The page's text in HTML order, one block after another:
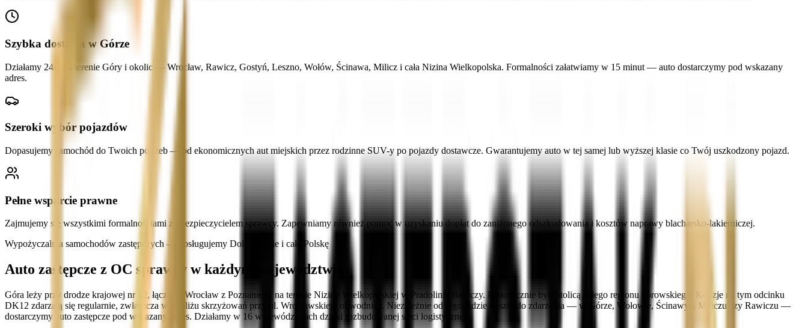
Szybka dostawa w Górze
Działamy 24/7 na terenie Góry i okolic — Wrocław, Rawicz, Gostyń, Leszno, Wołów, Ścinawa, Milicz i cała Nizina Wielkopolska. Formalności załatwiamy w 15 minut — auto dostarczymy pod wskazany
adres.
Szeroki wybór pojazdów
Dopasujemy samochód do Twoich potrzeb — od ekonomicznych aut miejskich przez rodzinne SUV-y po pojazdy dostawcze. Gwarantujemy auto w tej samej lub wyższej klasie co Twój uszkodzony pojazd.
Pełne wsparcie prawne
Zajmujemy się wszystkimi formalnościami z ubezpieczycielem sprawcy. Zapewniamy również pomoc w uzyskaniu dopłat do zaniżonego odszkodowania i kosztów naprawy blacharsko-lakierniczej.
Wypożyczalnia samochodów zastępczych — obsługujemy Dolnośląskie i całą Polskę
Auto zastępcze z OC sprawcy w każdym województwie
Góra leży przy drodze krajowej nr 12, łączącej Wrocław z Poznaniem, na terenie Niziny Wielkopolskiej w Pradolinie Baryczy. Historycznie była stolicą całego regionu górowskiego. Kolizje na tym odcinku
DK12 zdarzają się regularnie, zwłaszcza w pobliżu skrzyżowań przy ul. Wrocławskiej i obwodnicy. Niezależnie od tego, gdzie doszło do zdarzenia — w Górze, Wołowie, Ścinawye, Miliczu czy Rawiczu —
dostarczymy auto zastępcze pod wskazany adres. Działamy w 16 województwach dzięki rozbudowanej sieci logistycznej.